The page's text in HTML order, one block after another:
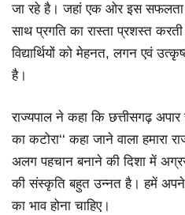
जा रहे है। जहां एक ओर इस सफलता
साथ प्रगति का रास्ता प्रशस्त
विद्यार्थियों को मेहनत, लगन एवं
है।
राज्यपाल ने कहा कि छत्तीसगढ़
का कटोरा‘‘ कहा जाने वाला हमारा
अलग पहचान बनाने की दिशा में
की संस्कृति बहुत उन्नत है। हमें अपने
का भाव होना चाहिए।